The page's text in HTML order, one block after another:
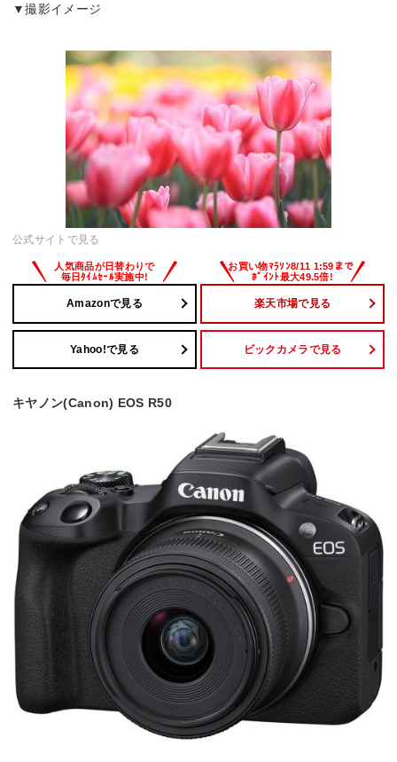
▼撮影イメージ
公式サイトで見る
Amazonで見る 楽天市場で見る
Yahoo!で見る ビックカメラで見る
キヤノン(Canon) EOS R50